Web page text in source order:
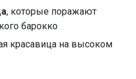
, которые поражают
барокко
красавица на высоком